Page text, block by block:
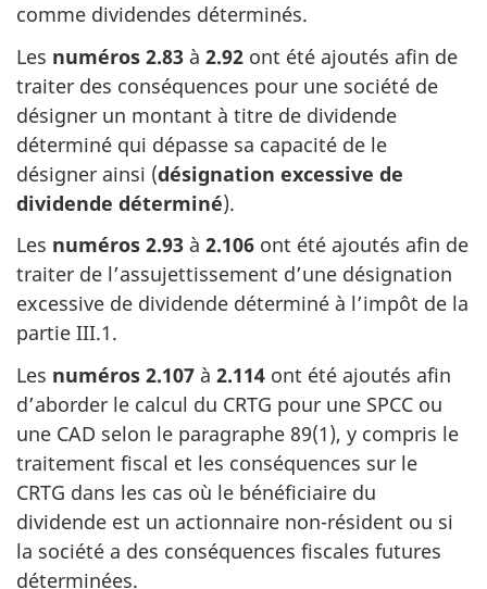
comme dividendes déterminés.
Les numéros 2.83 à 2.92 ont été ajoutés afin de
traiter des conséquences pour une société de
désigner un montant à titre de dividende
déterminé qui dépasse sa capacité de le
désigner ainsi (désignation excessive de
dividende déterminé).
Les numéros 2.93 à 2.106 ont été ajoutés afin de
traiter de l’assujettissement d’une désignation
excessive de dividende déterminé à l’impôt de la
partie III.1.
Les numéros 2.107 à 2.114 ont été ajoutés afin
d’aborder le calcul du CRTG pour une SPCC ou
une CAD selon le paragraphe 89(1), y compris le
traitement fiscal et les conséquences sur le
CRTG dans les cas où le bénéficiaire du
dividende est un actionnaire non-résident ou si
la société a des conséquences fiscales futures
déterminées.